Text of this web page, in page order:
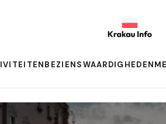
BEZIENSWAARDIGHEDEN